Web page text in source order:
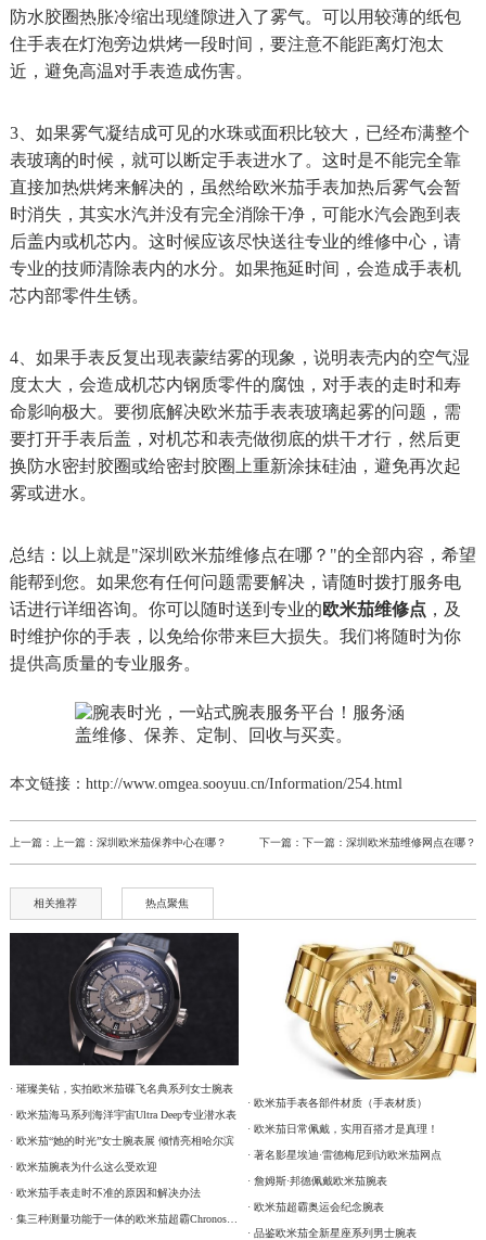
防水胶圈热胀冷缩出现缝隙进入了雾气。可以用较薄的纸包
住手表在灯泡旁边烘烤一段时间，要注意不能距离灯泡太
近，避免高温对手表造成伤害。
3、如果雾气凝结成可见的水珠或面积比较大，已经布满整个
表玻璃的时候，就可以断定手表进水了。这时是不能完全靠
直接加热烘烤来解决的，虽然给欧米茄手表加热后雾气会暂
时消失，其实水汽并没有完全消除干净，可能水汽会跑到表
后盖内或机芯内。这时候应该尽快送往专业的维修中心，请
专业的技师清除表内的水分。如果拖延时间，会造成手表机
芯内部零件生锈。
4、如果手表反复出现表蒙结雾的现象，说明表壳内的空气湿
度太大，会造成机芯内钢质零件的腐蚀，对手表的走时和寿
命影响极大。要彻底解决欧米茄手表表玻璃起雾的问题，需
要打开手表后盖，对机芯和表壳做彻底的烘干才行，然后更
换防水密封胶圈或给密封胶圈上重新涂抹硅油，避免再次起
雾或进水。
总结：以上就是"深圳欧米茄维修点在哪？"的全部内容，希望
能帮到您。如果您有任何问题需要解决，请随时拨打服务电
话进行详细咨询。你可以随时送到专业的欧米茄维修点 ，及
时维护你的手表，以免给你带来巨大损失。我们将随时为你
提供高质量的专业服务。
本文链接：http://www.omgea.sooyuu.cn/Information/254.html
上一篇：上一篇： 深圳欧米茄保养中心在哪？ 下一篇：下一篇：深圳欧米茄维修网点在哪？
相关推荐 热点聚焦
· 璀璨美钻，实拍欧米茄碟飞名典系列女士腕表
· 欧米茄海马系列海洋宇宙Ultra Deep专业潜水表
· 欧米茄“她的时光”女士腕表展 倾情亮相哈尔滨
· 欧米茄腕表为什么这么受欢迎
· 欧米茄手表走时不准的原因和解决办法
· 集三种测量功能于一体的欧米茄超霸Chronoscope腕表
· 欧米茄手表各部件材质（手表材质）
· 欧米茄日常佩戴，实用百搭才是真理！
· 著名影星埃迪·雷德梅尼到访欧米茄网点
· 詹姆斯·邦德佩戴欧米茄腕表
· 欧米茄超霸奥运会纪念腕表
· 品鉴欧米茄全新星座系列男士腕表